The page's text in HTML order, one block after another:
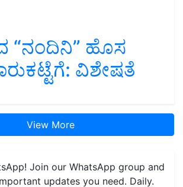
“ನಂದಿನಿ” ಹೊಸ
ವಿಶೇಷತೆ
View More
Join our WhatsApp group and
updates you need. Daily.